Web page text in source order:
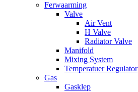
Ferwaarming
Valve
Air Vent
H Valve
Radiator Valve
Manifold
Mixing System
Temperatuer Regulator
Gas
Gasklep